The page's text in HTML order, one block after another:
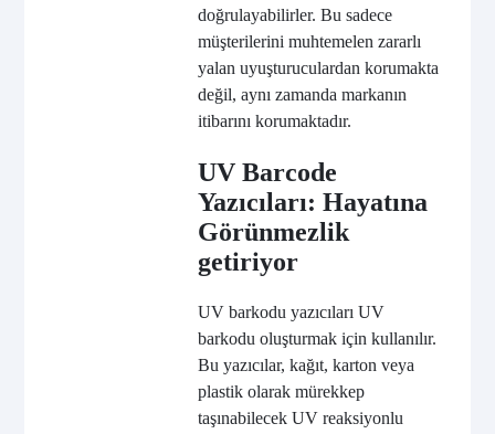
doğrulayabilirler. Bu sadece
müşterilerini muhtemelen zararlı
yalan uyuşturuculardan korumakta
değil, aynı zamanda markanın
itibarını korumaktadır.
UV Barcode
Yazıcıları: Hayatına
Görünmezlik
getiriyor
UV barkodu yazıcıları UV
barkodu oluşturmak için kullanılır.
Bu yazıcılar, kağıt, karton veya
plastik olarak mürekkep
taşınabilecek UV reaksiyonlu